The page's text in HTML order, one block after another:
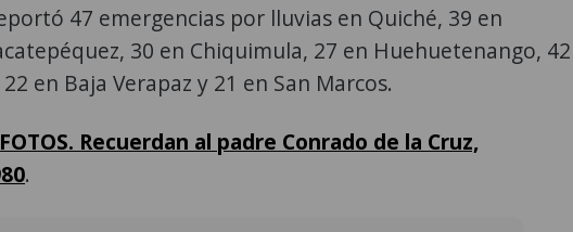
47 emergencias por lluvias en Quiché, 39 en
30 en Chiquimula, 27 en Huehuetenango, 42
en Baja Verapaz y 21 en San Marcos.
FOTOS. Recuerdan al padre Conrado de la Cruz,
.